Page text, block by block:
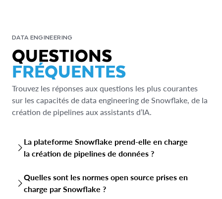
DATA ENGINEERING
QUESTIONS
FRÉQUENTES
Trouvez les réponses aux questions les plus courantes
sur les capacités de data engineering de Snowflake, de la
création de pipelines aux assistants d’IA.
La plateforme Snowflake prend-elle en charge
la création de pipelines de données ?
de données fiables et évolutifs, notamment l’ingestion
efficace des données provenant de diverses sources, les
Quelles sont les normes open source prises en
charge par Snowflake ?